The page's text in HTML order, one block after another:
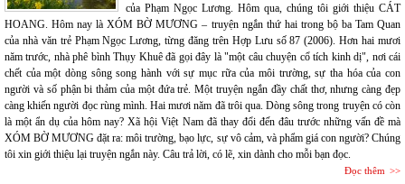
của Phạm Ngọc Lương. Hôm qua, chúng tôi giới thiệu CÁT
HOANG. Hôm nay là XÓM BỜ MƯƠNG – truyện ngắn thứ hai trong bộ ba Tam Quan
của nhà văn trẻ Phạm Ngọc Lương, từng đăng trên Hợp Lưu số 87 (2006). Hơn hai mươi
năm trước, nhà phê bình Thụy Khuê đã gọi đây là "một câu chuyện cổ tích kinh dị", nơi cái
chết của một dòng sông song hành với sự mục rữa của môi trường, sự tha hóa của con
người và số phận bi thảm của một đứa trẻ. Một truyện ngắn đầy chất thơ, nhưng càng đẹp
càng khiến người đọc rùng mình. Hai mươi năm đã trôi qua. Dòng sông trong truyện có còn
là một ẩn dụ của hôm nay? Xã hội Việt Nam đã thay đổi đến đâu trước những vấn đề mà
XÓM BỜ MƯƠNG đặt ra: môi trường, bạo lực, sự vô cảm, và phẩm giá con người? Chúng
tôi xin giới thiệu lại truyện ngắn này. Câu trả lời, có lẽ, xin dành cho mỗi bạn đọc.
Đọc thêm